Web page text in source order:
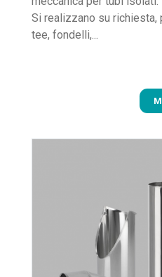
Si realizzano su
tee, fondelli,...